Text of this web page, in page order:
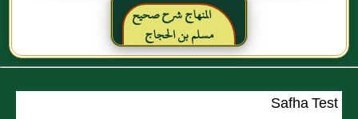
المنهاج شرح صحيح
مسلم بن الحجاج
Safha Test